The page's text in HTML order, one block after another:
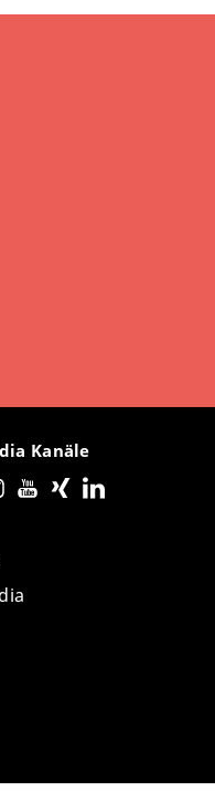
Kanäle